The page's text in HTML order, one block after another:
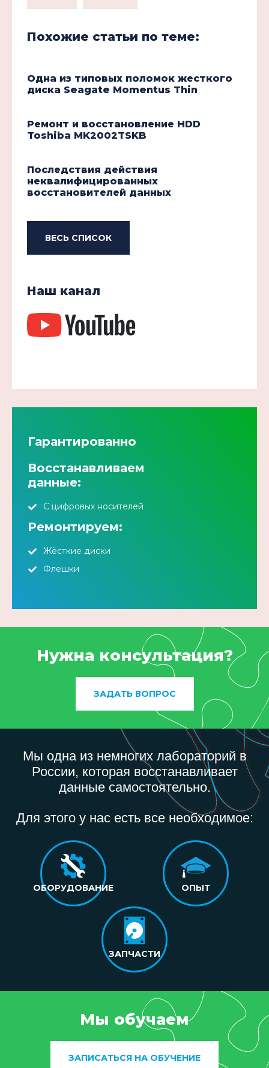
Похожие статьи по теме:
Одна из типовых поломок жесткого
диска Seagate Momentus Thin
Ремонт и восстановление HDD
Toshiba MK2002TSKB
Последствия действия
неквалифицированных
восстановителей данных
ВЕСЬ СПИСОК
Наш канал
Гарантированно
Восстанавливаем
данные:
С цифровых носителей
Ремонтируем:
Жёсткие диски
Флешки
Нужна консультация?
ЗАДАТЬ ВОПРОС
Мы одна из немногих лабораторий в
России, которая восстанавливает
данные самостоятельно.
Для этого у нас есть все необходимое:
ОБОРУДОВАНИЕ ОПЫТ
ЗАПЧАСТИ
Мы обучаем
ЗАПИСАТЬСЯ НА ОБУЧЕНИЕ